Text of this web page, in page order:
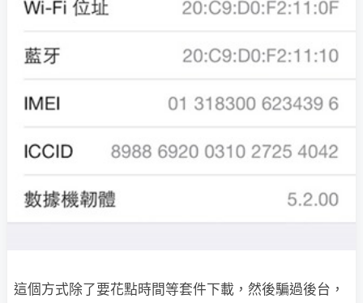
這個方式除了要花點時間等套件下載，然後騙過後台，